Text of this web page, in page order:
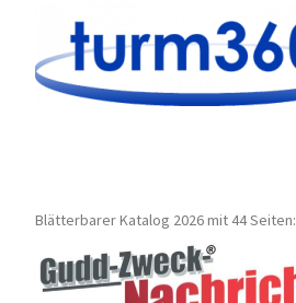
Blätterbarer Katalog 2026 mit 44 Seiten: